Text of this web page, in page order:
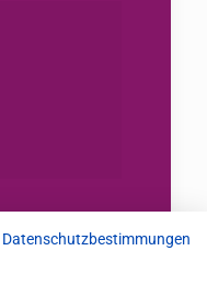
Datenschutzbestimmungen